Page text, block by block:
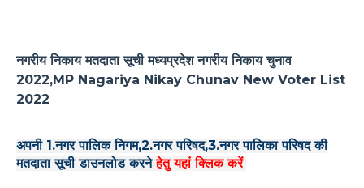
नगरीय निकाय मतदाता सूची मध्यप्रदेश नगरीय निकाय चुनाव
2022,MP Nagariya Nikay Chunav New Voter List
2022
अपनी 1.नगर पालिक निगम,2.नगर परिषद,3.नगर पालिका परिषद की
मतदाता सूची डाउनलोड करनेहेतु यहां क्लिक करें